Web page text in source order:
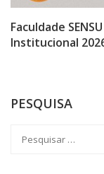
Faculdade
Institucional
PESQUISA